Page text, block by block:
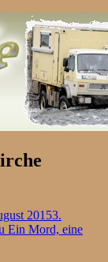
20153.
Ein Mord, eine